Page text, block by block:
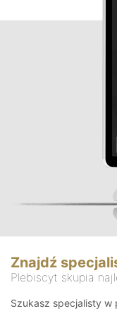
Znajdź
Plebiscyt skupia
Szukasz specjalisty w